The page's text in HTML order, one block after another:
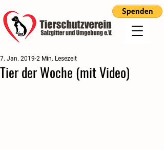
Tier der Woche (mit Video)
7. Jan. 2019 2 Min. Lesezeit